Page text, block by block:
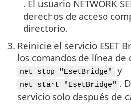
. El usuario NETWORK
derechos de acceso
directorio.
3. Reinicie el servicio ESET
los comandos de línea de
net stop "EsetBridge" y
net start "EsetBridge" .
servicio solo después de